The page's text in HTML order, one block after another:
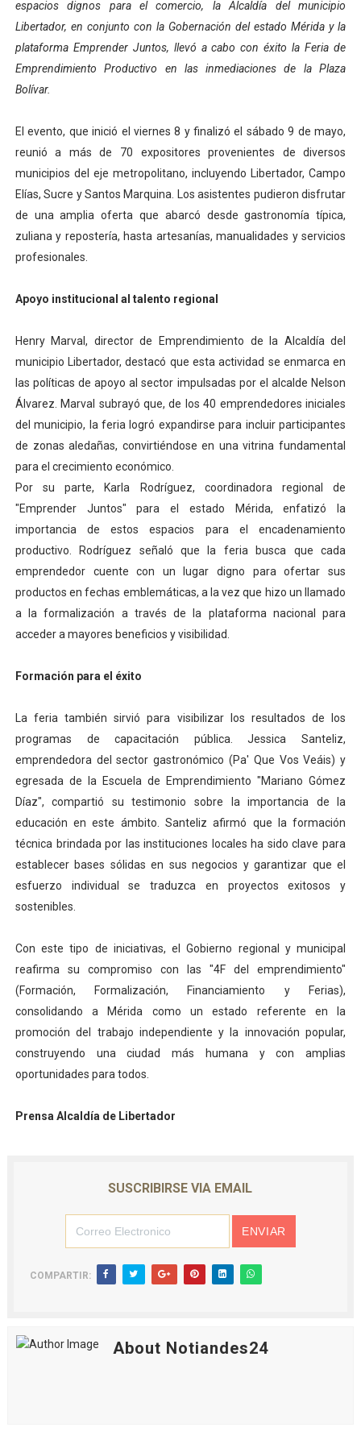
Dictan MasterClass en el marco del Encuentro LAGO
Campo Elías avanza con plan de asfaltado
Encuentro estadal fortalece la coordinación de
Gobernador Arnaldo Sánchez apadrina a más de 993
Plan Quirúrgico Regional llega a Pueblo Llano con la
espacios dignos para el comercio, la Alcaldía del municipio
Libertador, en conjunto con la Gobernación del estado Mérida y la
plataforma Emprender Juntos, llevó a cabo con éxito la Feria de
Emprendimiento Productivo en las inmediaciones de la Plaza
Bolívar.
El evento, que inició el viernes 8 y finalizó el sábado 9 de mayo,
reunió a más de 70 expositores provenientes de diversos
municipios del eje metropolitano, incluyendo Libertador, Campo
Elías, Sucre y Santos Marquina. Los asistentes pudieron disfrutar
de una amplia oferta que abarcó desde gastronomía típica,
zuliana y repostería, hasta artesanías, manualidades y servicios
profesionales.
Apoyo institucional al talento regional
Henry Marval, director de Emprendimiento de la Alcaldía del
municipio Libertador, destacó que esta actividad se enmarca en
las políticas de apoyo al sector impulsadas por el alcalde Nelson
Álvarez. Marval subrayó que, de los 40 emprendedores iniciales
del municipio, la feria logró expandirse para incluir participantes
de zonas aledañas, convirtiéndose en una vitrina fundamental
para el crecimiento económico.
Por su parte, Karla Rodríguez, coordinadora regional de
"Emprender Juntos" para el estado Mérida, enfatizó la
importancia de estos espacios para el encadenamiento
productivo. Rodríguez señaló que la feria busca que cada
emprendedor cuente con un lugar digno para ofertar sus
productos en fechas emblemáticas, a la vez que hizo un llamado
a la formalización a través de la plataforma nacional para
acceder a mayores beneficios y visibilidad.
Formación para el éxito
La feria también sirvió para visibilizar los resultados de los
programas de capacitación pública. Jessica Santeliz,
emprendedora del sector gastronómico (Pa' Que Vos Veáis) y
egresada de la Escuela de Emprendimiento "Mariano Gómez
Díaz", compartió su testimonio sobre la importancia de la
educación en este ámbito. Santeliz afirmó que la formación
técnica brindada por las instituciones locales ha sido clave para
establecer bases sólidas en sus negocios y garantizar que el
esfuerzo individual se traduzca en proyectos exitosos y
sostenibles.
Con este tipo de iniciativas, el Gobierno regional y municipal
reafirma su compromiso con las "4F del emprendimiento"
(Formación, Formalización, Financiamiento y Ferias),
consolidando a Mérida como un estado referente en la
promoción del trabajo independiente y la innovación popular,
construyendo una ciudad más humana y con amplias
oportunidades para todos.
Prensa Alcaldía de Libertador
SUSCRIBIRSE VIA EMAIL
COMPARTIR:
About Notiandes24